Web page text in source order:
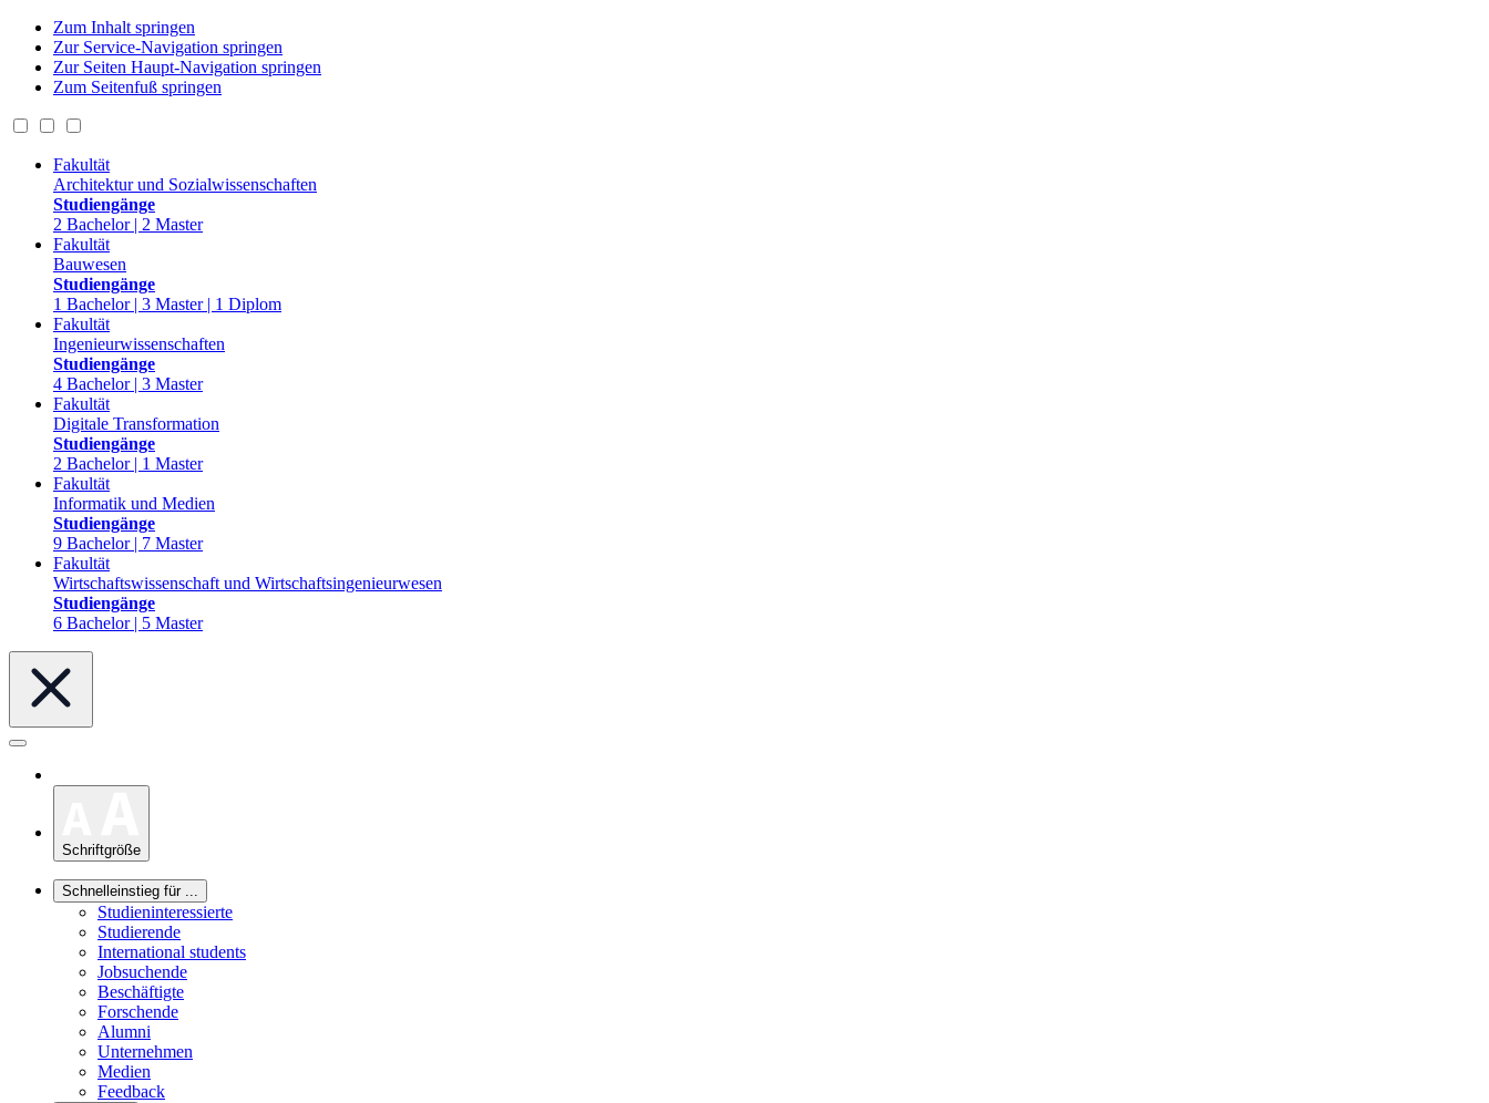
Zum Inhalt springen
Zur Service-Navigation springen
Zur Seiten Haupt-Navigation springen
Zum Seitenfuß springen
Fakultät
Architektur und Sozialwissenschaften
Studiengänge
2 Bachelor | 2 Master
Fakultät
Bauwesen
Studiengänge
1 Bachelor | 3 Master | 1 Diplom
Fakultät
Ingenieurwissenschaften
Studiengänge
4 Bachelor | 3 Master
Fakultät
Digitale Transformation
Studiengänge
2 Bachelor | 1 Master
Fakultät
Informatik und Medien
Studiengänge
9 Bachelor | 7 Master
Fakultät
Wirtschaftswissenschaft und Wirtschaftsingenieurwesen
Studiengänge
6 Bachelor | 5 Master
Schriftgröße
Schnelleinstieg für ...
Studieninteressierte
Studierende
International students
Jobsuchende
Beschäftigte
Forschende
Alumni
Unternehmen
Medien
Feedback